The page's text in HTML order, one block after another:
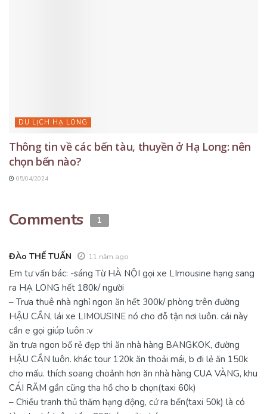
DU LỊCH HẠ LONG
Thông tin về các bến tàu, thuyền ở Hạ Long: nên
chọn bến nào?
05/04/2024
Comments 1
ĐÀo THẾ TUẤN 11 năm ago
Em tư vấn bác: -sáng Từ HÀ NỘI gọi xe LImousine hạng sang
ra HẠ LONG hết 180k/ người
– Trưa thuê nhà nghỉ ngon ăn hết 300k/ phòng trên đường
HẬU CẦN, lái xe LIMOUSINE nó cho đỗ tận nơi luôn. cái này
cần e gọi giúp luôn :v
ăn trưa ngon bổ rẻ đẹp thì ăn nhà hàng BANGKOK, đường
HẬU CẦN luôn. khác tour 120k ăn thoải mái, b đi lẻ ăn 150k
cho mấu. thích soang choảnh hơn ăn nhà hàng CUA VÀNG, khu
CÁI RĂM gần cũng tha hồ cho b chọn(taxi 60k)
– Chiều tranh thủ thăm hạng động, cứ ra bến(taxi 50k) là có